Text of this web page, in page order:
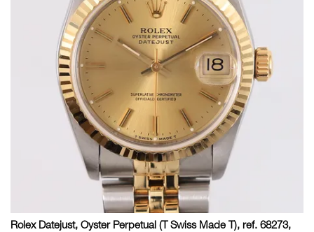
Rolex Datejust, Oyster Perpetual (T Swiss Made T), ref. 68273,